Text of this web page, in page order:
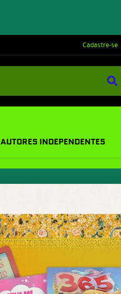
Cadastre-se
AUTORES INDEPENDENTES